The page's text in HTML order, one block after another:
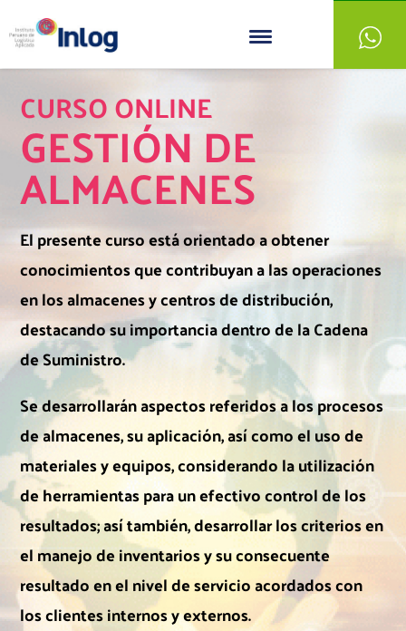
CURSO ONLINE
GESTIÓN DE
ALMACENES
El presente curso está orientado a obtener
conocimientos que contribuyan a las operaciones
en los almacenes y centros de distribución,
destacando su importancia dentro de la Cadena
de Suministro.
Se desarrollarán aspectos referidos a los procesos
de almacenes, su aplicación, así como el uso de
materiales y equipos, considerando la utilización
de herramientas para un efectivo control de los
resultados; así también, desarrollar los criterios en
el manejo de inventarios y su consecuente
resultado en el nivel de servicio acordados con
los clientes internos y externos.